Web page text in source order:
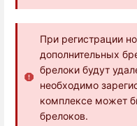
При регистрации
дополнительных
брелоки будут
необходимо
комплексе может
брелоков.